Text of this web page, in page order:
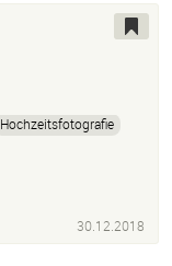
Hochzeitsfotografie
30.12.2018